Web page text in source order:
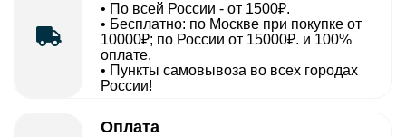
• По всей России - от 1500₽.
• Бесплатно: по Москве при покупке от
10000₽; по России от 15000₽. и 100%
оплате.
• Пункты самовывоза во всех городах
России!
Оплата